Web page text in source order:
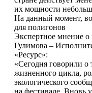
их мощности
На данный момент,
для полигонов
Экспертное мнение о
Гулимова –
«Ресурс»:
«Сегодня говорили о
жизненного цикла,
экологического